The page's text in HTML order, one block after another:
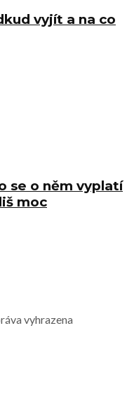
vyjít a na co
se o něm vyplatí
moc
vyhrazena